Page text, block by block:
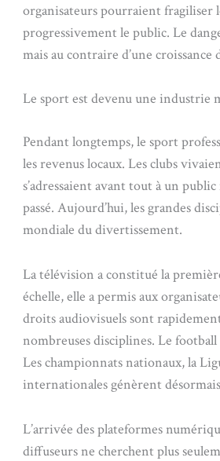
organisateurs pourraient fragiliser
progressivement le public. Le
mais au contraire d’une croissance
Le sport est devenu une industrie
Pendant longtemps, le sport
les revenus locaux. Les clubs
s’adressaient avant tout à un
passé. Aujourd’hui, les grandes
mondiale du divertissement.
La télévision a constitué la
échelle, elle a permis aux
droits audiovisuels sont
nombreuses disciplines. Le
Les championnats nationaux, la
internationales génèrent
L’arrivée des plateformes
diffuseurs ne cherchent plus